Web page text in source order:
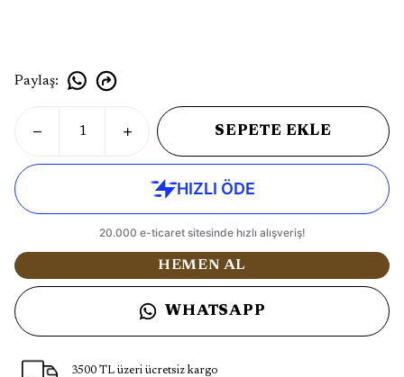
Paylaş:
SEPETE EKLE
HEMEN AL
WHATSAPP
3500 TL üzeri ücretsiz kargo